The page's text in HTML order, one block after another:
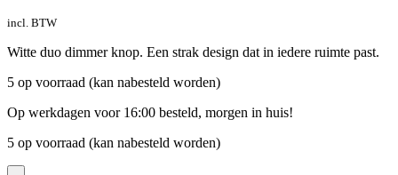
incl. BTW
Witte duo dimmer knop. Een strak design dat in iedere ruimte past.
5 op voorraad (kan nabesteld worden)
Op werkdagen voor 16:00 besteld, morgen in huis!
5 op voorraad (kan nabesteld worden)